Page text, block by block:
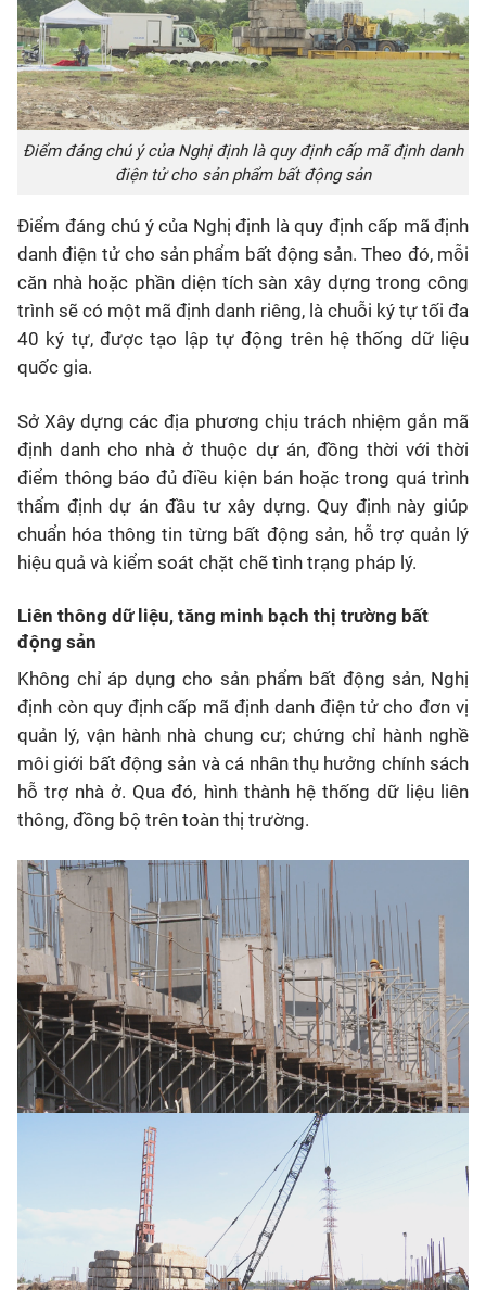
Điểm đáng chú ý của Nghị định là quy định cấp mã định danh
điện tử cho sản phẩm bất động sản
Điểm đáng chú ý của Nghị định là quy định cấp mã định
danh điện tử cho sản phẩm bất động sản. Theo đó, mỗi
căn nhà hoặc phần diện tích sàn xây dựng trong công
trình sẽ có một mã định danh riêng, là chuỗi ký tự tối đa
40 ký tự, được tạo lập tự động trên hệ thống dữ liệu
quốc gia.
Sở Xây dựng các địa phương chịu trách nhiệm gắn mã
định danh cho nhà ở thuộc dự án, đồng thời với thời
điểm thông báo đủ điều kiện bán hoặc trong quá trình
thẩm định dự án đầu tư xây dựng. Quy định này giúp
chuẩn hóa thông tin từng bất động sản, hỗ trợ quản lý
hiệu quả và kiểm soát chặt chẽ tình trạng pháp lý.
Liên thông dữ liệu, tăng minh bạch thị trường bất
động sản
Không chỉ áp dụng cho sản phẩm bất động sản, Nghị
định còn quy định cấp mã định danh điện tử cho đơn vị
quản lý, vận hành nhà chung cư; chứng chỉ hành nghề
môi giới bất động sản và cá nhân thụ hưởng chính sách
hỗ trợ nhà ở. Qua đó, hình thành hệ thống dữ liệu liên
thông, đồng bộ trên toàn thị trường.